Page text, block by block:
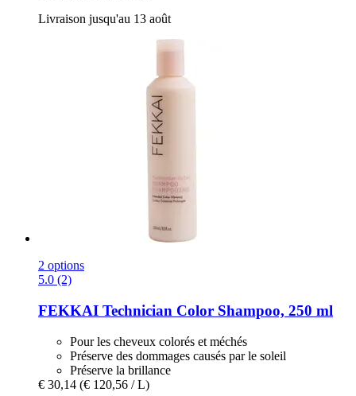
Livraison jusqu'au 13 août
2 options
5.0 (2)
FEKKAI Technician Color Shampoo, 250 ml
Pour les cheveux colorés et méchés
Préserve des dommages causés par le soleil
Préserve la brillance
€ 30,14 (€ 120,56 / L)